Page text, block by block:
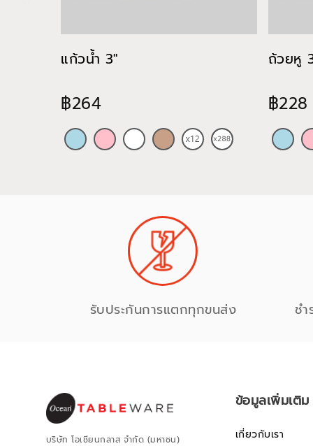
แก้วน้ำ 3"
฿264
ถ้วยหู
฿228
รับประกันการแตกทุกขนส่ง ชำ
บริษัท โอเชียนกลาส จำกัด (มหาชน)
ข้อมูลเพิ่มเติม
เกี่ยวกับเรา